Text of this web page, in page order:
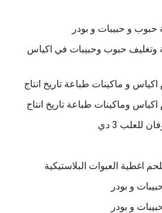
حبوب و حبيبات و بودر
وتغليف حبوب وحبيبات في اكياس
و ماكينات طباعة تاريخ انتاج
وماكينات طباعة تاريخ انتاج
للعلب 3 دي
اغطية العبوات البلاستيكية
و بودر
و بودر